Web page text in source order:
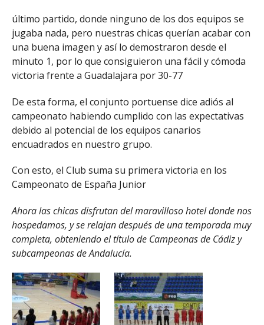
último partido, donde ninguno de los dos equipos se
jugaba nada, pero nuestras chicas querían acabar con
una buena imagen y así lo demostraron desde el
minuto 1, por lo que consiguieron una fácil y cómoda
victoria frente a Guadalajara por 30-77
De esta forma, el conjunto portuense dice adiós al
campeonato habiendo cumplido con las expectativas
debido al potencial de los equipos canarios
encuadrados en nuestro grupo.
Con esto, el Club suma su primera victoria en los
Campeonato de España Junior
Ahora las chicas disfrutan del maravilloso hotel donde nos
hospedamos, y se relajan después de una temporada muy
completa, obteniendo el título de Campeonas de Cádiz y
subcampeonas de Andalucía.